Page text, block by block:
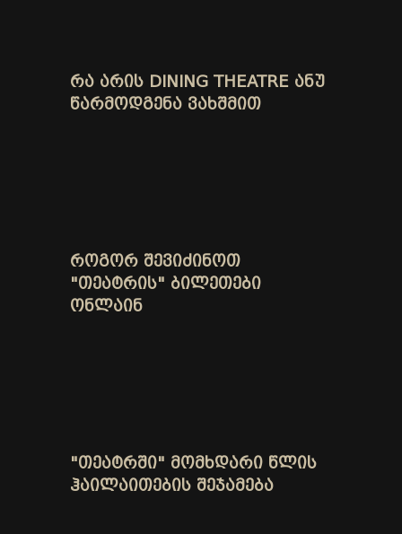
ᲠᲐ ᲐᲠᲘᲡ DINING THEATRE ᲐᲜᲣ
ᲬᲐᲠᲛᲝᲓᲒᲔᲜᲐ ᲕᲐᲮᲨᲛᲘᲗ
ᲠᲝᲒᲝᲠ ᲨᲔᲕᲘᲫᲘᲜᲝᲗ
"ᲗᲔᲐᲢᲠᲘᲡ" ᲑᲘᲚᲔᲗᲔᲑᲘ
ᲝᲜᲚᲐᲘᲜ
"ᲗᲔᲐᲢᲠᲨᲘ" ᲛᲝᲛᲮᲓᲐᲠᲘ ᲬᲚᲘᲡ
ᲰᲐᲘᲚᲐᲘᲗᲔᲑᲘᲡ ᲨᲔᲯᲐᲛᲔᲑᲐ